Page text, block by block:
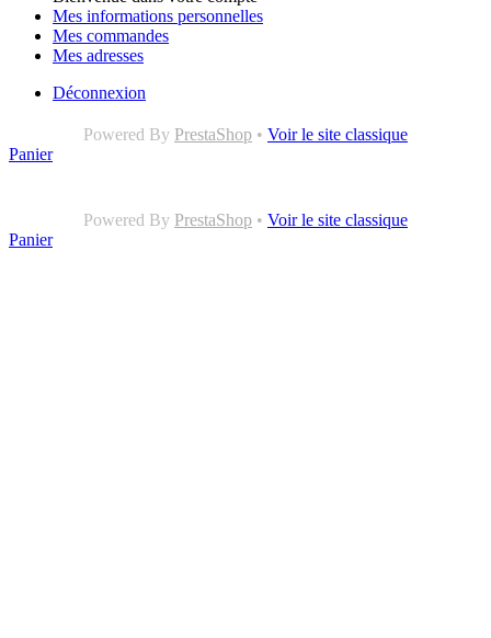
Mes informations personnelles
Mes commandes
Mes adresses
Déconnexion
Powered By PrestaShop • Voir le site classique
Panier
Powered By PrestaShop • Voir le site classique
Panier